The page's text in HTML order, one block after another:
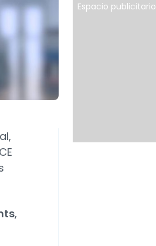
,
Espacio publicitario